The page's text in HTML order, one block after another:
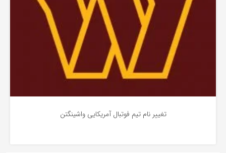
تغییر نام تیم فوتبال آمریکایی واشینگتن